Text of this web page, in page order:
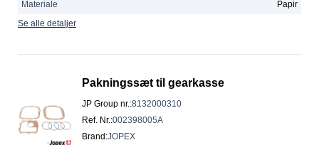
Materiale
Papir
Se alle detaljer
Pakningssæt til gearkasse
JP Group nr.:8132000310
Ref. Nr.:002398005A
Brand :JOPEX